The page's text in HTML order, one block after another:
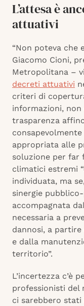
L’attesa è
attuativi
“Non poteva che
Giacomo Cioni,
Metropolitana –
decreti attuativi
criteri di
informazioni,
trasparenza
appropriata alle
soluzione per far
climatici estremi
individuata, ma
sinergie
accompagnata
necessaria a
dannosi, a
e dalla
territorio”.
L’incertezza c’è
professionisti del
ci sarebbero